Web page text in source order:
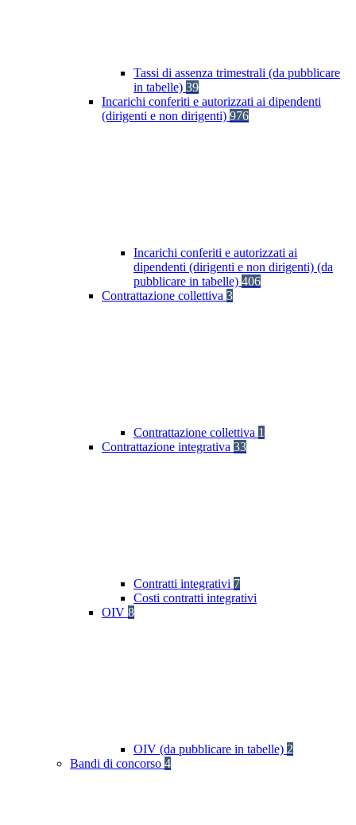
Tassi di assenza trimestrali (da pubblicare
in tabelle) 39
Incarichi conferiti e autorizzati ai dipendenti
(dirigenti e non dirigenti) 976
Incarichi conferiti e autorizzati ai
dipendenti (dirigenti e non dirigenti) (da
pubblicare in tabelle) 406
Contrattazione collettiva 3
Contrattazione collettiva 1
Contrattazione integrativa 33
Contratti integrativi 7
Costi contratti integrativi
OIV 8
OIV (da pubblicare in tabelle) 2
Bandi di concorso 4